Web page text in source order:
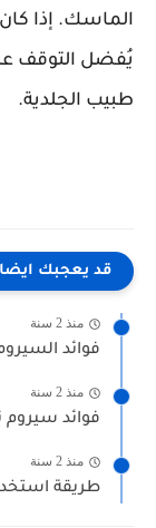
الماسك. إذا
يُفضل التوقف
طبيب الجلدية.
قد يعجبك ايضا
منذ 2 سنة
فوائد
منذ 2 سنة
فوائد سيروم
منذ 2 سنة
طريقة